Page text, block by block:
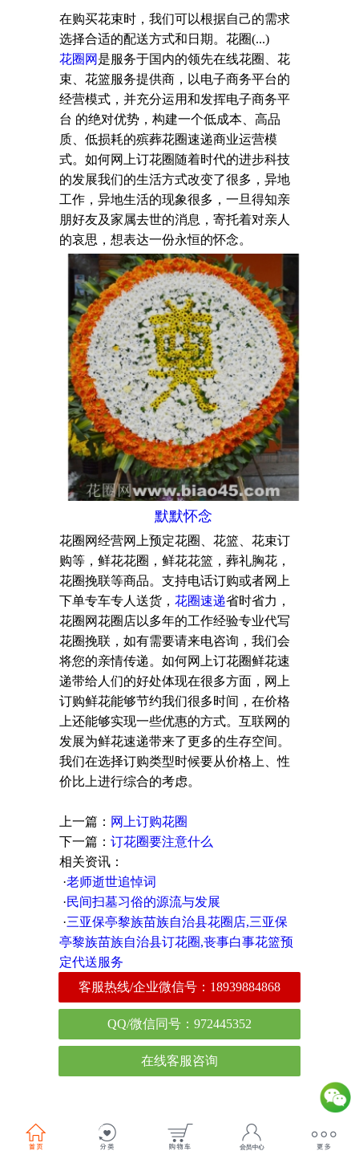
在购买花束时，我们可以根据自己的需求
选择合适的配送方式和日期。花圈(...)
花圈网 是服务于国内的领先在线花圈、花
束、花篮服务提供商，以电子商务平台的
经营模式，并充分运用和发挥电子商务平
台 的绝对优势，构建一个低成本、高品
质、低损耗的殡葬花圈速递商业运营模
式。如何网上订花圈随着时代的进步科技
的发展我们的生活方式改变了很多，异地
工作，异地生活的现象很多，一旦得知亲
朋好友及家属去世的消息，寄托着对亲人
的哀思，想表达一份永恒的怀念。
默默怀念
花圈网经营网上预定花圈、花篮、花束订
购等，鲜花花圈，鲜花花篮，葬礼胸花，
花圈挽联等商品。支持电话订购或者网上
下单专车专人送货， 花圈速递省时省力，
花圈网花圈店以多年的工作经验专业代写
花圈挽联，如有需要请来电咨询，我们会
将您的亲情传递。如何网上订花圈鲜花速
递带给人们的好处体现在很多方面，网上
订购鲜花能够节约我们很多时间，在价格
上还能够实现一些优惠的方式。互联网的
发展为鲜花速递带来了更多的生存空间。
我们在选择订购类型时候要从价格上、性
价比上进行综合的考虑。
上一篇： 网上订购花圈
下一篇： 订花圈要注意什么
相关资讯：
·老师逝世追悼词
·民间扫墓习俗的源流与发展
·三亚保亭黎族苗族自治县花圈店,三亚保
亭黎族苗族自治县订花圈,丧事白事花篮预
定代送服务
客服热线/企业微信号： 18939884868
QQ/微信同号：972445352
在线客服咨询